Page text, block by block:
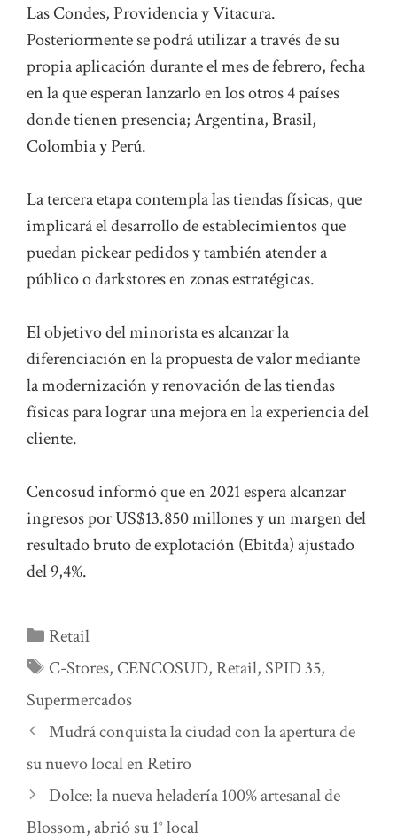
Las Condes, Providencia y Vitacura.
Posteriormente se podrá utilizar a través de su
propia aplicación durante el mes de febrero, fecha
en la que esperan lanzarlo en los otros 4 países
donde tienen presencia; Argentina, Brasil,
Colombia y Perú.
La tercera etapa contempla las tiendas físicas, que
implicará el desarrollo de establecimientos que
puedan pickear pedidos y también atender a
público o darkstores en zonas estratégicas.
El objetivo del minorista es alcanzar la
diferenciación en la propuesta de valor mediante
la modernización y renovación de las tiendas
físicas para lograr una mejora en la experiencia del
cliente.
Cencosud informó que en 2021 espera alcanzar
ingresos por US$13.850 millones y un margen del
resultado bruto de explotación (Ebitda) ajustado
del 9,4%.
Categorías
Retail
Etiquetas
C-Stores, CENCOSUD, Retail, SPID 35,
Supermercados
Mudrá conquista la ciudad con la apertura de
su nuevo local en Retiro
Dolce: la nueva heladería 100% artesanal de
Blossom, abrió su 1° local